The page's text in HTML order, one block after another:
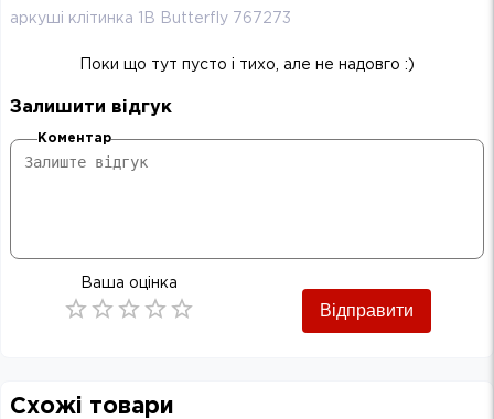
аркуші клітинка 1B Butterfly 767273
Поки що тут пусто і тихо, але не надовго :)
Залишити відгук
Коментар
Ваша оцінка
Відправити
Схожі товари